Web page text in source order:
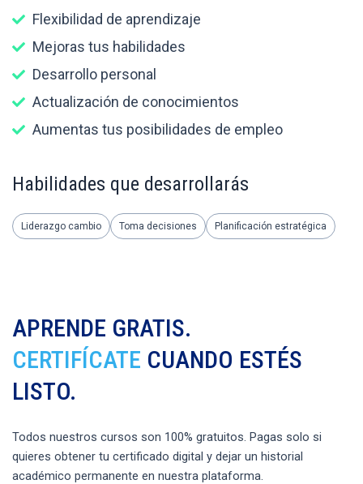
Flexibilidad de aprendizaje
Mejoras tus habilidades
Desarrollo personal
Actualización de conocimientos
Aumentas tus posibilidades de empleo
Habilidades que desarrollarás
Liderazgo cambio Toma decisiones Planificación estratégica
APRENDE GRATIS.
CERTIFÍCATE CUANDO ESTÉS
LISTO.
Todos nuestros cursos son 100% gratuitos. Pagas solo si
quieres obtener tu certificado digital y dejar un historial
académico permanente en nuestra plataforma.